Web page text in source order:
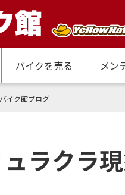
バイクを売る メン
バイク館ブログ
ラクラ